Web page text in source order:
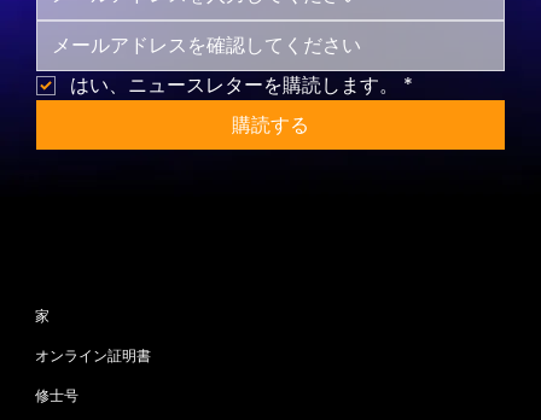
はい、ニュースレターを購読します。
*
購読する
家
オンライン証明書
修士号